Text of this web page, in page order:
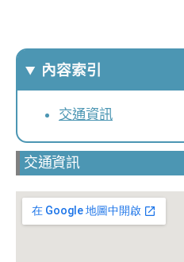
內容索引
交通資訊
交通資訊